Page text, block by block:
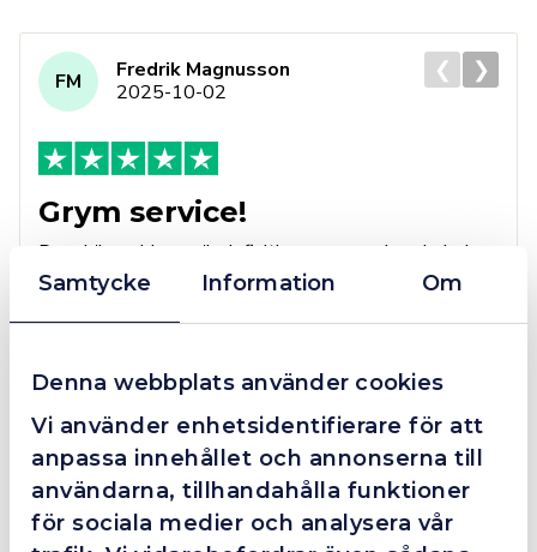
Samtycke Information Om
Denna webbplats använder cookies
Vi använder enhetsidentifierare för att
anpassa innehållet och annonserna till
användarna, tillhandahålla funktioner
för sociala medier och analysera vår
4.4 10 Reviews
FM
Fredrik Magnusson
2025-10-02
Grym service!
Dom här grabbarna är definitionen av serviceminded.
Trots en billigare order, som det blev lite strul med,
förväntan. Hade kontakt med Alexander, som förtjänar
❮ ❯